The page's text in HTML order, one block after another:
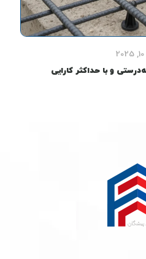
و با حداکثر کارایی